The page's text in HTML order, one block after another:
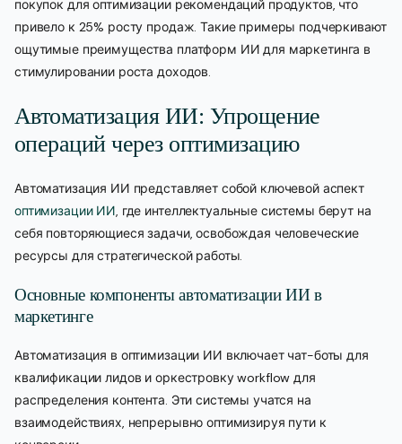
покупок для оптимизации рекомендаций продуктов, что
привело к 25% росту продаж. Такие примеры подчеркивают
ощутимые преимущества платформ ИИ для маркетинга в
стимулировании роста доходов.
Автоматизация ИИ: Упрощение
операций через оптимизацию
Автоматизация ИИ представляет собой ключевой аспект
оптимизации ИИ, где интеллектуальные системы берут на
себя повторяющиеся задачи, освобождая человеческие
ресурсы для стратегической работы.
Основные компоненты автоматизации ИИ в
маркетинге
Автоматизация в оптимизации ИИ включает чат-боты для
квалификации лидов и оркестровку workflow для
распределения контента. Эти системы учатся на
взаимодействиях, непрерывно оптимизируя пути к